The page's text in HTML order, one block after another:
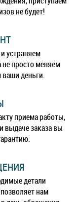
не будет!
устраняем
просто меняем
деньги.
приема работы,
выдаче заказа вы
детали
нам